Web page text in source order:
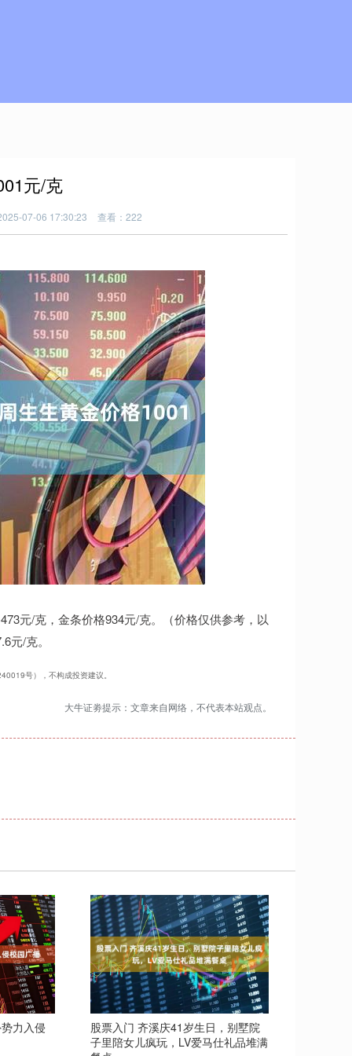
元/克
07-06 17:30:23 查看：222
元/克，金条价格934元/克。（价格仅供参考，以
元/克。
号），不构成投资建议。
大牛证劵提示：文章来自网络，不代表本站观点。
力入侵
股票入门 齐溪庆41岁生日，别墅院
子里陪女儿疯玩，LV爱马仕礼品堆满